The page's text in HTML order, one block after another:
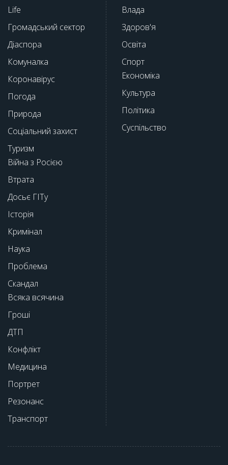
Life
Громадський сектор
Діаспора
Комуналка
Коронавірус
Погода
Природа
Соціальний захист
Туризм
Війна з Росією
Втрата
Досьє ГІТу
Історія
Кримінал
Наука
Проблема
Скандал
Всяка всячина
Гроші
ДТП
Конфлікт
Медицина
Портрет
Резонанс
Транспорт
Влада
Здоров'я
Освіта
Спорт
Економіка
Культура
Політика
Суспільство